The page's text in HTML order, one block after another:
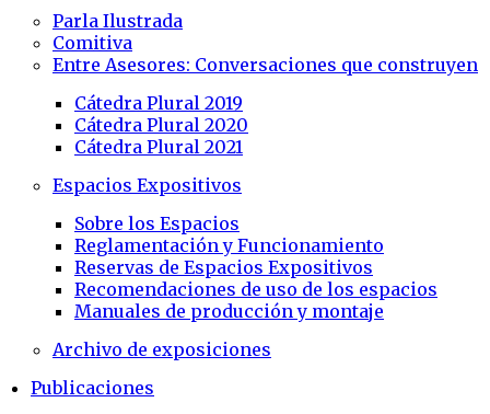
Parla Ilustrada
Comitiva
Entre Asesores: Conversaciones que construyen
Cátedra Plural 2019
Cátedra Plural 2020
Cátedra Plural 2021
Espacios Expositivos
Sobre los Espacios
Reglamentación y Funcionamiento
Reservas de Espacios Expositivos
Recomendaciones de uso de los espacios
Manuales de producción y montaje
Archivo de exposiciones
Publicaciones